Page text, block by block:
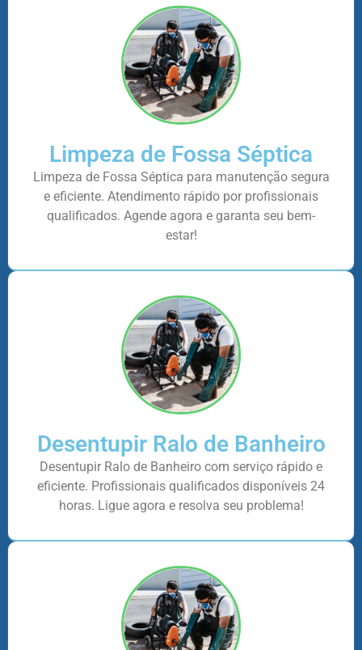
Limpeza de Fossa Séptica
Limpeza de Fossa Séptica para manutenção segura
e eficiente. Atendimento rápido por profissionais
qualificados. Agende agora e garanta seu bem-
estar!
Desentupir Ralo de Banheiro
Desentupir Ralo de Banheiro com serviço rápido e
eficiente. Profissionais qualificados disponíveis 24
horas. Ligue agora e resolva seu problema!